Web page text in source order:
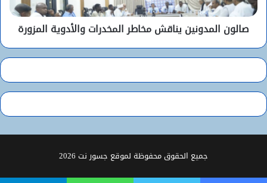
صالون المدونين يناقش مخاطر المخدرات والأدوية المزورة
جميع الحقوق محفوظة لموقع جسور نت 2026